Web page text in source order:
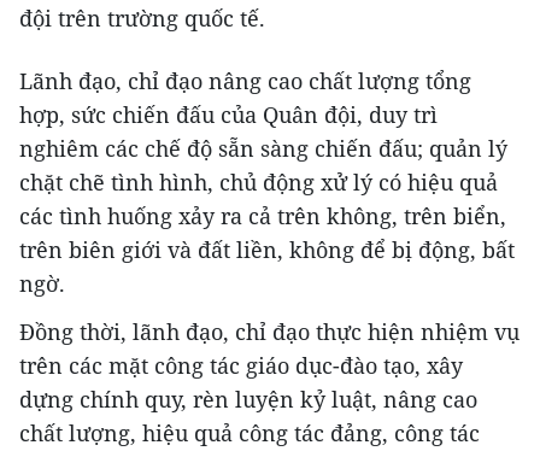
đội trên trường quốc tế.
Lãnh đạo, chỉ đạo nâng cao chất lượng tổng
hợp, sức chiến đấu của Quân đội, duy trì
nghiêm các chế độ sẵn sàng chiến đấu; quản lý
chặt chẽ tình hình, chủ động xử lý có hiệu quả
các tình huống xảy ra cả trên không, trên biển,
trên biên giới và đất liền, không để bị động, bất
ngờ.
Đồng thời, lãnh đạo, chỉ đạo thực hiện nhiệm vụ
trên các mặt công tác giáo dục-đào tạo, xây
dựng chính quy, rèn luyện kỷ luật, nâng cao
chất lượng, hiệu quả công tác đảng, công tác